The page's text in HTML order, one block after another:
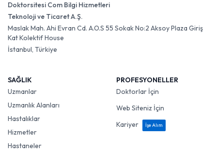
Doktorsitesi Com Bilgi Hizmetleri
Teknoloji ve Ticaret A.Ş.
Maslak Mah. Ahi Evran Cd. A.O.S 55 Sokak No:2 Aksoy Plaza Giriş
Kat Kolektif House
İstanbul, Türkiye
SAĞLIK
Uzmanlar
Uzmanlık Alanları
Hastalıklar
Hizmetler
Hastaneler
PROFESYONELLER
Doktorlar İçin
Web Siteniz İçin
Kariyer
İşe Alım